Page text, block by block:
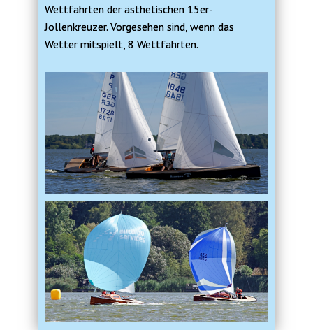
Wettfahrten der ästhetischen 15er-
Jollenkreuzer. Vorgesehen sind, wenn das
Wetter mitspielt, 8 Wettfahrten.